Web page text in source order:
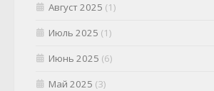
Август 2025 (1)
Июль 2025 (1)
Июнь 2025 (6)
Май 2025 (3)